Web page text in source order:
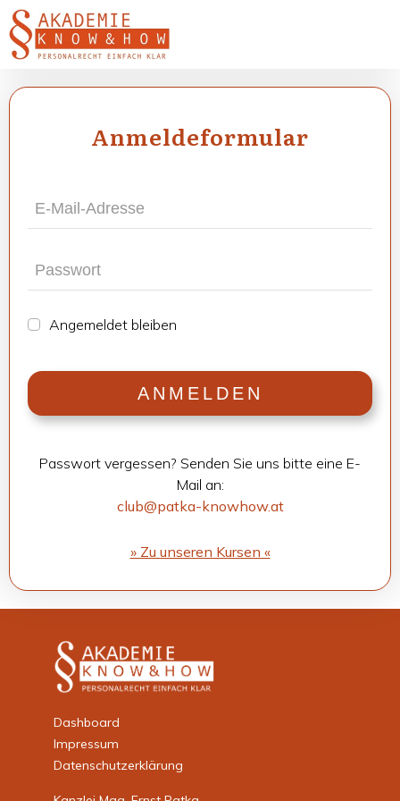
Anmel­de­for­mu­lar
Ange­mel­det blei­ben
ANMEL­DEN
Pass­wort ver­ges­sen? Sen­den Sie uns bitte eine E-
Mail an:
club@patka-knowhow.at
» Zu unse­ren Kur­sen «
Dashboard
Impressum
Datenschutzerklärung